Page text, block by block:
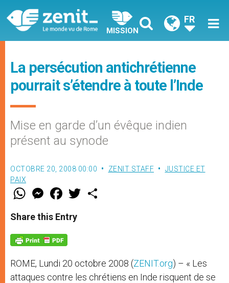
MISSION
FR
La persécution antichrétienne
pourrait s’étendre à toute l’Inde
Mise en garde d’un évêque indien
présent au synode
OCTOBRE 20, 2008 00:00 ZENIT STAFF
JUSTICE ET
PAIX
W
t
s
p
p
M
e
s
e
g
e
F
a
e
b
o
k
w
Share this Entry
ROME, Lundi 20 octobre 2008 (ZENIT.org) – « Les
attaques contre les chrétiens en Inde risquent de se